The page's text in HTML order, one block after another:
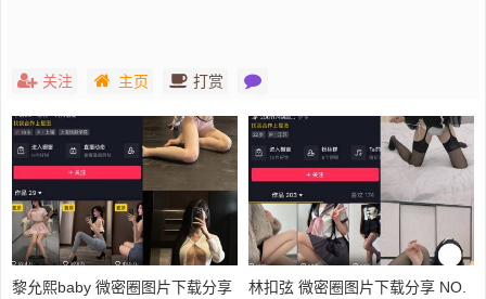
关注 主页 打赏
黎允熙baby 微密圈图片下载分享
林扣弦 微密圈图片下载分享 NO.